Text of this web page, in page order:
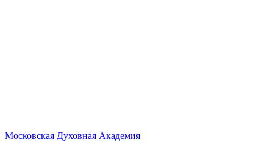
Московская Духовная Академия